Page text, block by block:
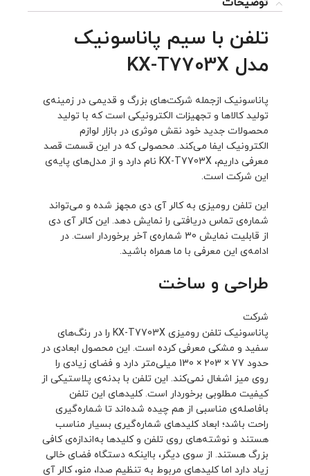
تلفن با سیم پاناسونیک
مدل KX-T7703X
پاناسونیک ازجمله شرکت‌های بزرگ و قدیمی در زمینه‌ی
تولید کالاها و تجهیزات الکترونیکی است که با تولید
‏محصولات جدید خود نقش موثری در بازار لوازم
الکترونیک ایفا می‌کند. محصولی که در این قسمت قصد
معرفی داریم، KX-T7703X نام دارد و از مدل‌های پایه‌ی
این شرکت است.
این تلفن رومیزی به کالر آی دی مجهز شده و می‌تواند
شماره‌ی تماس دریافتی را نمایش دهد. این کالر آی دی
از قابلیت نمایش 30 شماره‌ی آخر برخوردار است. در
ادامه‌ی این معرفی با ما همراه باشید.
طراحی و ساخت
شرکت
پاناسونیک تلفن رومیزی KX-T7703X را در رنگ‌های
سفید و مشکی معرفی کرده است. این محصول ابعادی در
حدود 77 × 203 × 130 میلی‌متر دارد و فضای زیادی را
روی میز اشغال نمی‌کند. این تلفن با بدنه‌ی پلاستیکی از
کیفیت مطلوبی برخوردار است. کلیدهای این تلفن
بافاصله‌ی مناسبی از هم چیده شده‌اند تا شماره‌گیری
راحت باشد؛ ابعاد کلیدهای شماره‌گیری بسیار مناسب
هستند و نوشته‌های روی تلفن و کلیدها به‌اندازه‌ی کافی
بزرگ هستند. از سوی دیگر، بااینکه دستگاه فضای خالی
زیاد دارد اما کلیدهای مربوط به تنظیم صدا، منو، کالر آی